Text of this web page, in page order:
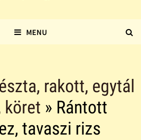
MENU
rakott, egytál
köret » Rántott
tavaszi rizs